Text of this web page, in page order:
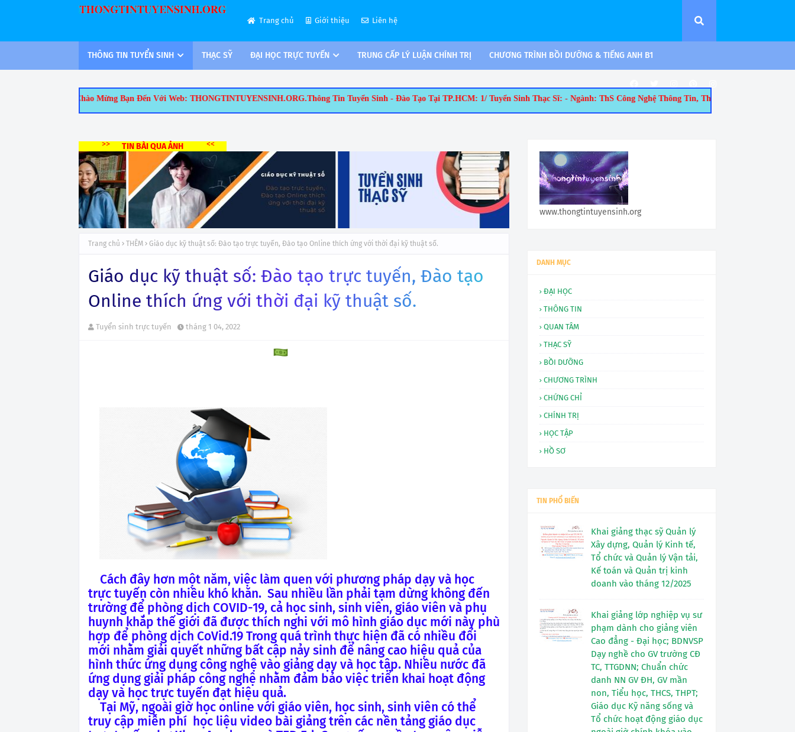
Trang chủ Giới thiệu Liên hệ
THÔNG TIN TUYỂN SINH THẠC SỸ ĐẠI HỌC TRỰC TUYẾN TRUNG CẤP LÝ LUẬN CHÍNH TRỊ CHƯƠNG TRÌNH BỒI DƯỠNG & TIẾNG ANH B1
Chào Mừng Bạn Đến Với Web: THONGTINTUYENSINH.ORG.Thông Tin Tuyển Sinh - Đào Tạo Tại TP.HCM: 1/ Tuyển Sinh Thạc Sĩ: - Ngành: ThS Công Nghệ Thông Tin, ThS Quản Trị Kinh Doanh, ThS Kế
>> TIN BÀI QUA ẢNH <<
Trang chủ THÊM Giáo dục kỹ thuật số: Đào tạo trực tuyến, Đào tạo Online thích ứng với thời đại kỹ thuật số.
Giáo dục kỹ thuật số: Đào tạo trực tuyến, Đào tạo
Online thích ứng với thời đại kỹ thuật số.
Tuyển sinh trực tuyến tháng 1 04, 2022
Cách đây hơn một năm, việc làm quen với phương pháp dạy và học
trực tuyến còn nhiều khó khăn. Sau nhiều lần phải tạm dừng không đến
trường để phòng dịch COVID-19, cả học sinh, sinh viên, giáo viên và phụ
huynh khắp thế giới đã được thích nghi với mô hình giáo dục mới này phù
hợp để phòng dịch CoVid.19 Trong quá trình thực hiện đã có nhiều đổi
mới nhằm giải quyết những bất cập nảy sinh để nâng cao hiệu quả của
hình thức ứng dụng công nghệ vào giảng dạy và học tập. Nhiều nước đã
ứng dụng giải pháp công nghệ nhằm đảm bảo việc triển khai hoạt động
dạy và học trực tuyến đạt hiệu quả.
Tại Mỹ, ngoài giờ học online với giáo viên, học sinh, sinh viên có thể
truy cập miễn phí học liệu video bài giảng trên các nền tảng giáo dục
www.thongtintuyensinh.org
DANH MỤC
ĐẠI HỌC
THÔNG TIN
QUAN TÂM
THẠC SỸ
BỒI DƯỠNG
CHƯƠNG TRÌNH
CHỨNG CHỈ
CHÍNH TRỊ
HỌC TẬP
HỒ SƠ
TIN PHỔ BIẾN
Khai giảng thạc sỹ Quản lý
Xây dựng, Quản lý Kinh tế,
Tổ chức và Quản lý Vận tải,
Kế toán và Quản trị kinh
doanh vào tháng 12/2025
Khai giảng lớp nghiệp vụ sư
phạm dành cho giảng viên
Cao đẳng - Đại học; BDNVSP
Dạy nghề cho GV trường CĐ
TC, TTGDNN; Chuẩn chức
danh NN GV ĐH, GV mần
non, Tiểu học, THCS, THPT;
Giáo dục Kỹ năng sống và
Tổ chức hoạt động giáo dục